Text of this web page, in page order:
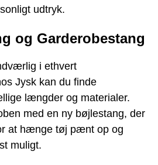
udtryk.
og Garderobestang
i ethvert
Jysk kan du finde
længder og materialer.
med en ny bøjlestang, der
at hænge tøj pænt op og
muligt.